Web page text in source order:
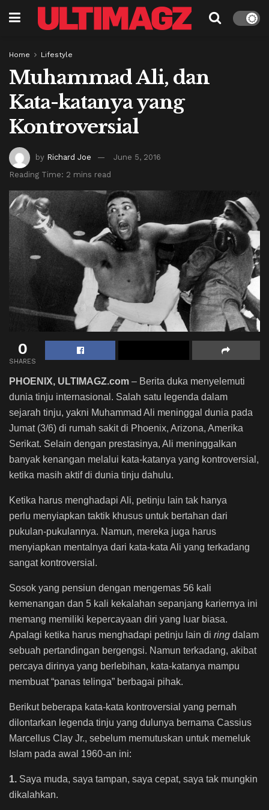
Home Lifestyle
Muhammad Ali, dan
Kata-katanya yang
Kontroversial
by Richard Joe
June 5, 2016
Reading Time: 2 mins read
0
SHARES
PHOENIX, ULTIMAGZ.com – Berita duka menyelemuti
dunia tinju internasional. Salah satu legenda dalam
sejarah tinju, yakni Muhammad Ali meninggal dunia pada
Jumat (3/6) di rumah sakit di Phoenix, Arizona, Amerika
Serikat. Selain dengan prestasinya, Ali meninggalkan
banyak kenangan melalui kata-katanya yang kontroversial,
ketika masih aktif di dunia tinju dahulu.
Ketika harus menghadapi Ali, petinju lain tak hanya
perlu menyiapkan taktik khusus untuk bertahan dari
pukulan-pukulannya. Namun, mereka juga harus
menyiapkan mentalnya dari kata-kata Ali yang terkadang
sangat kontroversial.
Sosok yang pensiun dengan mengemas 56 kali
kemenangan dan 5 kali kekalahan sepanjang kariernya ini
memang memiliki kepercayaan diri yang luar biasa.
Apalagi ketika harus menghadapi petinju lain di ring dalam
sebuah pertandingan bergengsi. Namun terkadang, akibat
percaya dirinya yang berlebihan, kata-katanya mampu
membuat “panas telinga” berbagai pihak.
Berikut beberapa kata-kata kontroversial yang pernah
dilontarkan legenda tinju yang dulunya bernama Cassius
Marcellus Clay Jr., sebelum memutuskan untuk memeluk
Islam pada awal 1960-an ini:
1. Saya muda, saya tampan, saya cepat, saya tak mungkin
dikalahkan.